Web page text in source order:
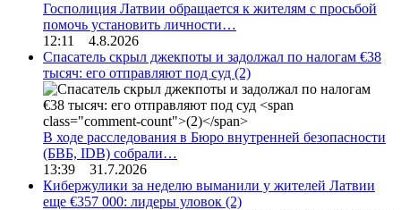
Госполиция Латвии обращается к жителям с просьбой
помочь установить личности…
12:11 4.8.2026
Спасатель скрыл джекпоты и задолжал по налогам €38
тысяч: его отправляют под суд (2)
В ходе расследования в Бюро внутренней безопасности
(БВБ, IDB) собрали…
13:39 31.7.2026
Кибержулики за неделю выманили у жителей Латвии
еще €357 000: лидеры уловок (2)